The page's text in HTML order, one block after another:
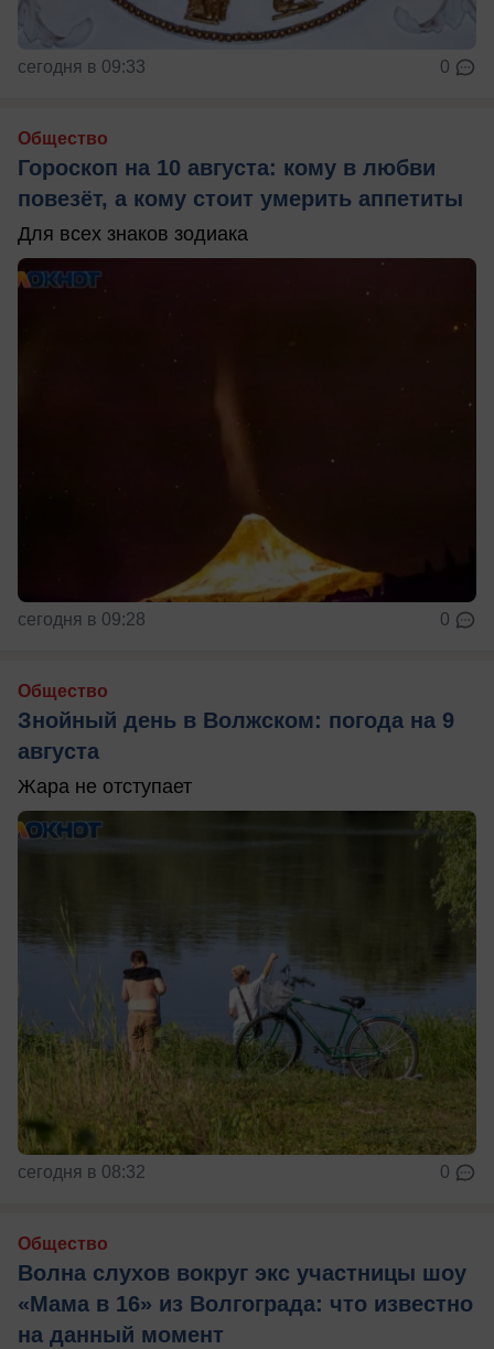
сегодня в 09:33 0
Общество
Гороскоп на 10 августа: кому в любви
повезёт, а кому стоит умерить аппетиты
Для всех знаков зодиака
сегодня в 09:28 0
Общество
Знойный день в Волжском: погода на 9
августа
Жара не отступает
сегодня в 08:32 0
Общество
Волна слухов вокруг экс участницы шоу
«Мама в 16» из Волгограда: что известно
на данный момент